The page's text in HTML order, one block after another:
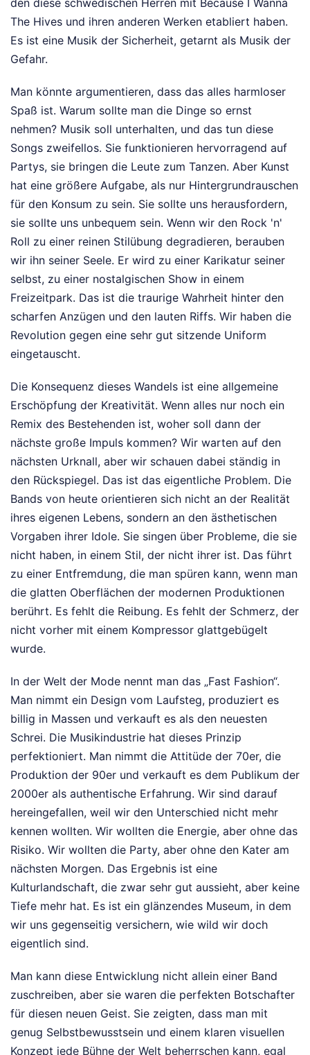
The Hives und ihren anderen Werken etabliert haben.
Es ist eine Musik der Sicherheit, getarnt als Musik der
Gefahr.
Man könnte argumentieren, dass das alles harmloser
Spaß ist. Warum sollte man die Dinge so ernst
nehmen? Musik soll unterhalten, und das tun diese
Songs zweifellos. Sie funktionieren hervorragend auf
Partys, sie bringen die Leute zum Tanzen. Aber Kunst
hat eine größere Aufgabe, als nur Hintergrundrauschen
für den Konsum zu sein. Sie sollte uns herausfordern,
sie sollte uns unbequem sein. Wenn wir den Rock 'n'
Roll zu einer reinen Stilübung degradieren, berauben
wir ihn seiner Seele. Er wird zu einer Karikatur seiner
selbst, zu einer nostalgischen Show in einem
Freizeitpark. Das ist die traurige Wahrheit hinter den
scharfen Anzügen und den lauten Riffs. Wir haben die
Revolution gegen eine sehr gut sitzende Uniform
eingetauscht.
Die Konsequenz dieses Wandels ist eine allgemeine
Erschöpfung der Kreativität. Wenn alles nur noch ein
Remix des Bestehenden ist, woher soll dann der
nächste große Impuls kommen? Wir warten auf den
nächsten Urknall, aber wir schauen dabei ständig in
den Rückspiegel. Das ist das eigentliche Problem. Die
Bands von heute orientieren sich nicht an der Realität
ihres eigenen Lebens, sondern an den ästhetischen
Vorgaben ihrer Idole. Sie singen über Probleme, die sie
nicht haben, in einem Stil, der nicht ihrer ist. Das führt
zu einer Entfremdung, die man spüren kann, wenn man
die glatten Oberflächen der modernen Produktionen
berührt. Es fehlt die Reibung. Es fehlt der Schmerz, der
nicht vorher mit einem Kompressor glattgebügelt
wurde.
In der Welt der Mode nennt man das „Fast Fashion“.
Man nimmt ein Design vom Laufsteg, produziert es
billig in Massen und verkauft es als den neuesten
Schrei. Die Musikindustrie hat dieses Prinzip
perfektioniert. Man nimmt die Attitüde der 70er, die
Produktion der 90er und verkauft es dem Publikum der
2000er als authentische Erfahrung. Wir sind darauf
hereingefallen, weil wir den Unterschied nicht mehr
kennen wollten. Wir wollten die Energie, aber ohne das
Risiko. Wir wollten die Party, aber ohne den Kater am
nächsten Morgen. Das Ergebnis ist eine
Kulturlandschaft, die zwar sehr gut aussieht, aber keine
Tiefe mehr hat. Es ist ein glänzendes Museum, in dem
wir uns gegenseitig versichern, wie wild wir doch
eigentlich sind.
Man kann diese Entwicklung nicht allein einer Band
zuschreiben, aber sie waren die perfekten Botschafter
für diesen neuen Geist. Sie zeigten, dass man mit
genug Selbstbewusstsein und einem klaren visuellen
Konzept jede Bühne der Welt beherrschen kann, egal